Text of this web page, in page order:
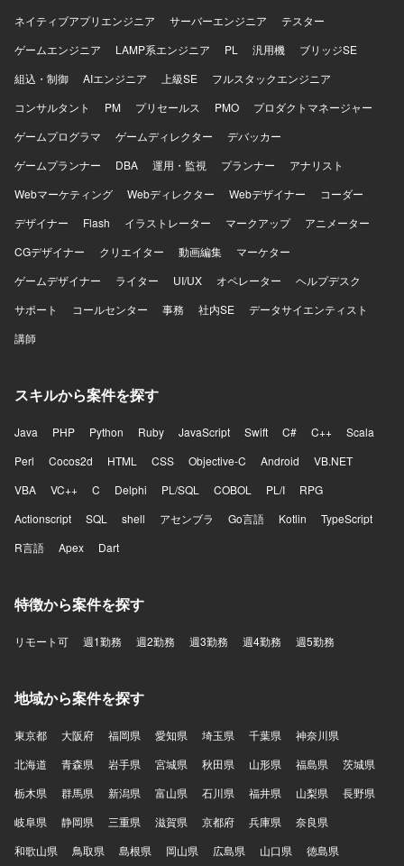
ります。生成AIを含む各種開発ツールも活用しながら開発
を進めております。
ネイティブアプリエンジニア
サーバーエンジニア
テスター
ゲームエンジニア
LAMP系エンジニア PL 汎用機
ブリッジSE
組込・制御
AIエンジニア 上級SE
フルスタックエンジニア
コンサルタント
PM プリセールス PMO
プロダクトマネージャー
ゲームプログラマ
ゲームディレクター
デバッカー
ゲームプランナー
DBA 運用・監視 プランナー
アナリスト
Webマーケティング
Webディレクター Webデザイナー
コーダー
デザイナー
Flash イラストレーター マークアップ
アニメーター
CGデザイナー
クリエイター 動画編集
マーケター
ゲームデザイナー
ライター UI/UX オペレーター
ヘルプデスク
サポート
コールセンター 事務 社内SE
データサイエンティスト
講師
スキルから案件を探す
Java PHP Python Ruby JavaScript Swift C# C++
Scala
Perl
Cocos2d HTML CSS Objective-C Android
VB.NET
VBA
VC++ C Delphi PL/SQL COBOL PL/I
RPG
Actionscript
SQL shell アセンブラ Go言語 Kotlin
TypeScript
R言語
Apex Dart
特徴から案件を探す
リモート可 週1勤務 週2勤務 週3勤務 週4勤務 週5勤務
地域から案件を探す
東京都 大阪府 福岡県 愛知県 埼玉県 千葉県
神奈川県
北海道
青森県 岩手県 宮城県 秋田県 山形県 福島県
茨城県
栃木県
群馬県 新潟県 富山県 石川県 福井県 山梨県
長野県
岐阜県
静岡県 三重県 滋賀県 京都府 兵庫県
奈良県
和歌山県
鳥取県 島根県 岡山県 広島県 山口県 徳島県